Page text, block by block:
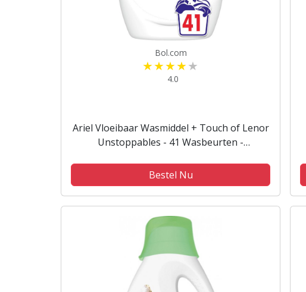
Bol.com
4.0
Ariel Vloeibaar Wasmiddel + Touch of Lenor
Unstoppables - 41 Wasbeurten -
Bestel Nu